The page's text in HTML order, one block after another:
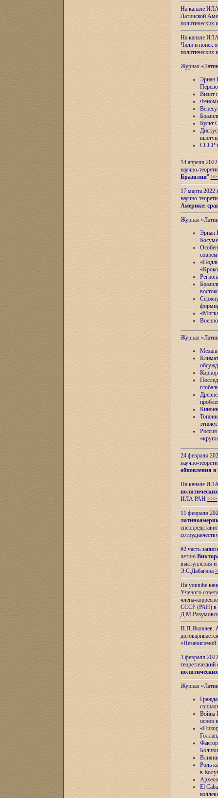
На канале
Латинской
На канале
Чили и поиск
Журнал
Эрнан
Визит
Культ
СССР и
14 апреля
научно-
Бразилии"
17 марта 2022
научно-
Америке:
Журнал
Эрнан
Журнал
24 февраля
научно-
обновления в
На канале
ИЛА РАН >>>
11 февраля
#2 часть
летию
выступления
Э.С.Дабагяна
На youtube
Ученого
члена-
СССР (РАН) в
П.П.Яковлев.
«Независимой
3 февраля
теоретический
Журнал
Война
основ
Роль
в
El